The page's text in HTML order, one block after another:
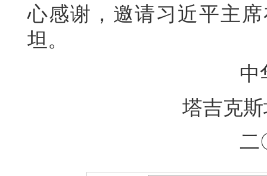
心感谢，邀请习近平主
坦。
塔吉克